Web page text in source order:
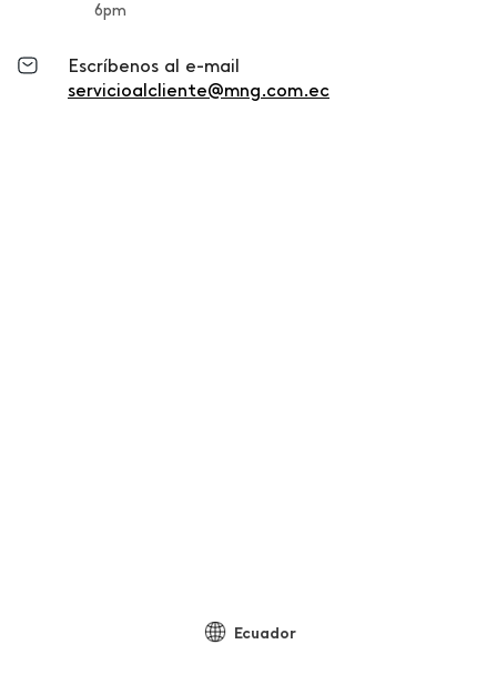
6pm
Escríbenos al e-mail
servicioalcliente@mng.com.ec
Ecuador